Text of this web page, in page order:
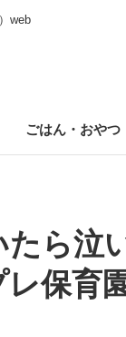
web
ごはん・おやつ
たら
レ保育